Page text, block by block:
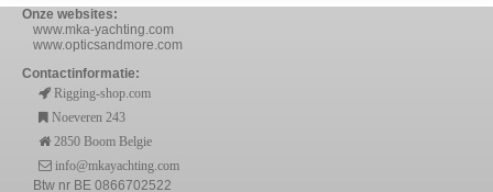
Onze websites:
www.mka-yachting.com
www.opticsandmore.com
Contactinformatie:
Rigging-shop.com
Noeveren 243
2850 Boom Belgie
info@mkayachting.com
Btw nr BE 0866702522